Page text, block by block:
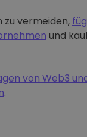
vermeiden,
und
von Web3
.